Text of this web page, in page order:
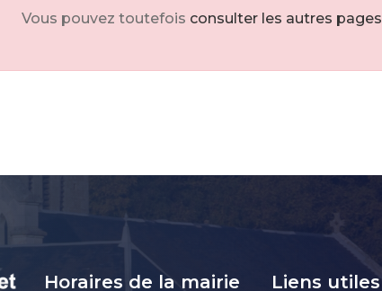
Vous pouvez toutefois consulter les autres pages
Horaires de la mairie Liens utiles